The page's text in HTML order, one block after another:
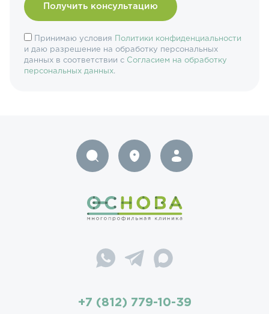
Принимаю условия
Политики конфиденциальности
и даю разрешение на обработку персональных
данных в соответствии с Согласием на обработку
персональных данных.
+7 (812) 779-10-39